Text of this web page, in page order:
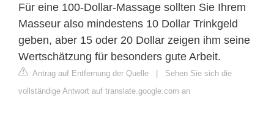
Für eine 100-Dollar-Massage sollten Sie Ihrem
Masseur also mindestens 10 Dollar Trinkgeld
geben, aber 15 oder 20 Dollar zeigen ihm seine
Wertschätzung für besonders gute Arbeit.
Antrag auf Entfernung der Quelle | Sehen Sie sich die
vollständige Antwort auf translate.google.com an